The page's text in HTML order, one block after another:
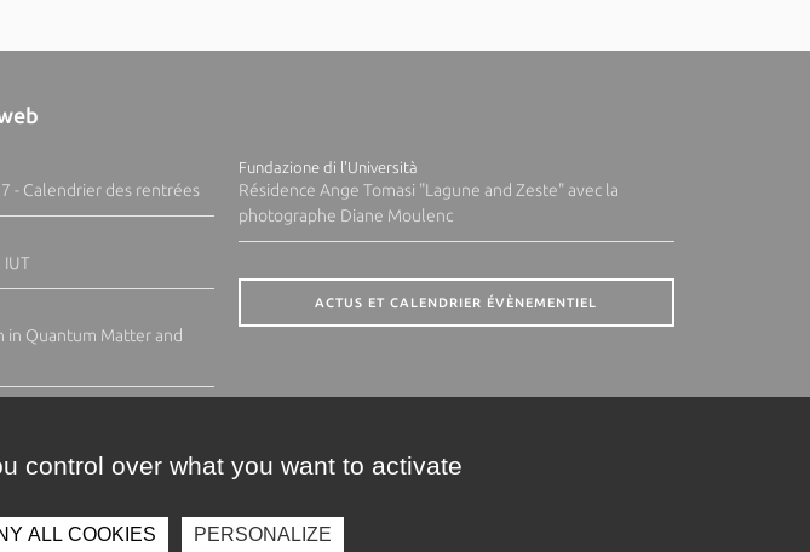
- Calendrier des rentrées
in Quantum Matter and
Fundazione di l'Università
Résidence Ange Tomasi "Lagune and Zeste" avec la
photographe Diane Moulenc
ACTUS ET CALENDRIER ÉVÈNEMENTIEL
control over what you want to activate
ALL COOKIES PERSONALIZE